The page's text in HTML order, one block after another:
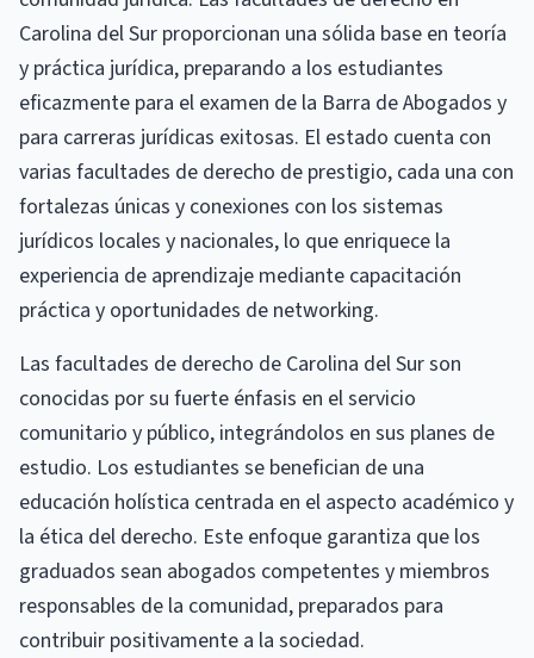
Carolina del Sur proporcionan una sólida base en teoría
y práctica jurídica, preparando a los estudiantes
eficazmente para el examen de la Barra de Abogados y
para carreras jurídicas exitosas. El estado cuenta con
varias facultades de derecho de prestigio, cada una con
fortalezas únicas y conexiones con los sistemas
jurídicos locales y nacionales, lo que enriquece la
experiencia de aprendizaje mediante capacitación
práctica y oportunidades de networking.
Las facultades de derecho de Carolina del Sur son
conocidas por su fuerte énfasis en el servicio
comunitario y público, integrándolos en sus planes de
estudio. Los estudiantes se benefician de una
educación holística centrada en el aspecto académico y
la ética del derecho. Este enfoque garantiza que los
graduados sean abogados competentes y miembros
responsables de la comunidad, preparados para
contribuir positivamente a la sociedad.